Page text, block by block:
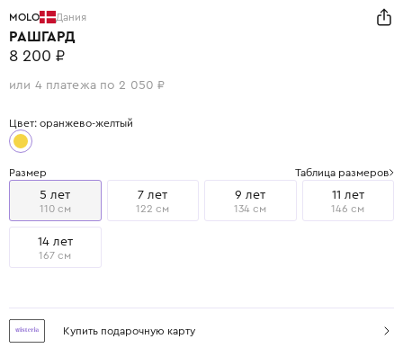
MOLO Дания
РАШГАРД
8 200 ₽
или 4 платежа по 2 050 ₽
Цвет: оранжево-желтый
Размер Таблица размеров
5 лет
110 см
7 лет
122 см
9 лет
134 см
11 лет
146 см
14 лет
167 см
Купить подарочную карту